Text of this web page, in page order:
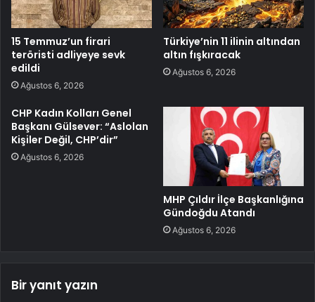
15 Temmuz’un firari
teröristi adliyeye sevk
edildi
Ağustos 6, 2026
Türkiye’nin 11 ilinin altından
altın fışkıracak
Ağustos 6, 2026
CHP Kadın Kolları Genel
Başkanı Gülsever: “Aslolan
Kişiler Değil, CHP’dir”
Ağustos 6, 2026
MHP Çıldır İlçe Başkanlığına
Gündoğdu Atandı
Ağustos 6, 2026
Bir yanıt yazın